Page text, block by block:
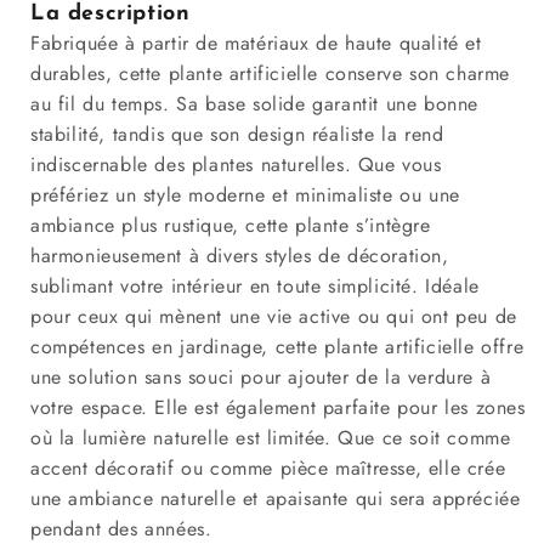
La description
Fabriquée à partir de matériaux de haute qualité et
durables, cette plante artificielle conserve son charme
au fil du temps. Sa base solide garantit une bonne
stabilité, tandis que son design réaliste la rend
indiscernable des plantes naturelles. Que vous
préfériez un style moderne et minimaliste ou une
ambiance plus rustique, cette plante s’intègre
harmonieusement à divers styles de décoration,
sublimant votre intérieur en toute simplicité. Idéale
pour ceux qui mènent une vie active ou qui ont peu de
compétences en jardinage, cette plante artificielle offre
une solution sans souci pour ajouter de la verdure à
votre espace. Elle est également parfaite pour les zones
où la lumière naturelle est limitée. Que ce soit comme
accent décoratif ou comme pièce maîtresse, elle crée
une ambiance naturelle et apaisante qui sera appréciée
pendant des années.